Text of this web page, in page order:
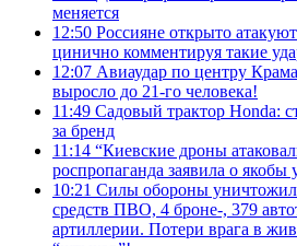
меняется
12:50 Россияне открыто
цинично комментируя такие
12:07 Авиаудар по центру
выросло до 21-го человека!
11:49 Садовый трактор Honda:
за бренд
11:14 “Киевские дроны
роспропаганда заявила о якобы
10:21 Силы обороны
средств ПВО, 4 броне-, 379
артиллерии. Потери врага в